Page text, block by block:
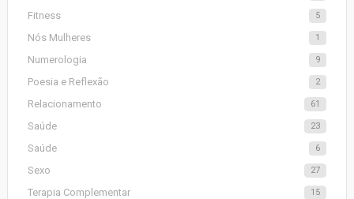
Fitness 5
Nós Mulheres 1
Numerologia 9
Poesia e Reflexão 2
Relacionamento 61
Saúde 23
Saúde 6
Sexo 27
Terapia Complementar 15